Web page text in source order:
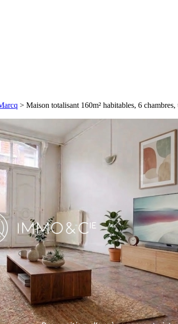
> Maison totalisant 160m² habitables, 6 chambres,